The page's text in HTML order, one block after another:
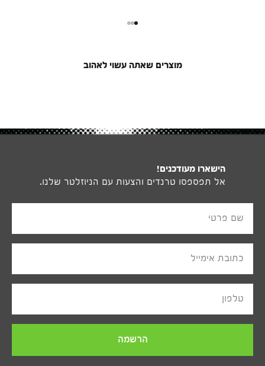
מוצרים שאתה עשוי לאהוב
הישארו מעודכנים!
אל תפספסו טרנדים והצעות עם הניוזלטר שלנו.
שם פרטי
כתובת אימייל
טלפון
הרשמה